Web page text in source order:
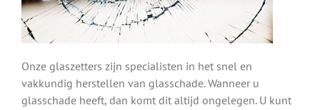
Onze glaszetters zijn specialisten in het snel en
vakkundig herstellen van glasschade. Wanneer u
glasschade heeft, dan komt dit altijd ongelegen. U kunt